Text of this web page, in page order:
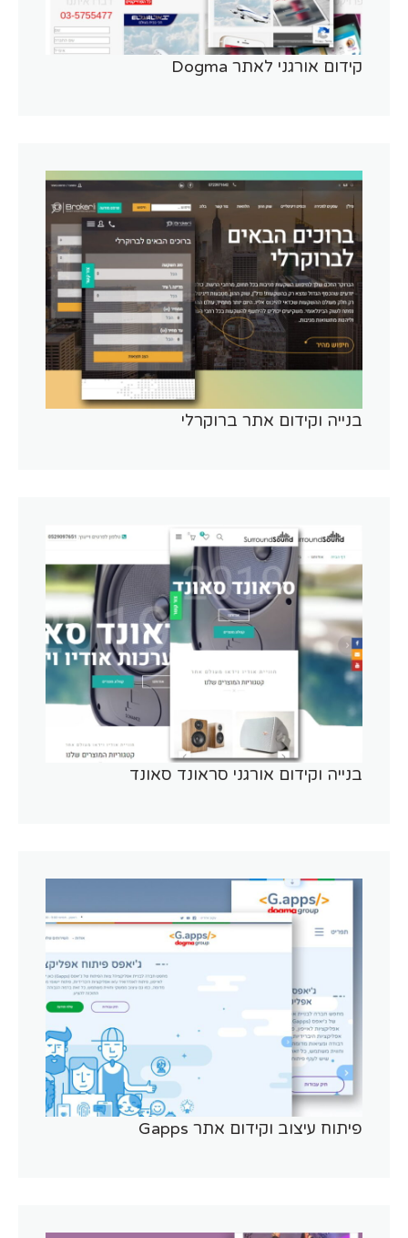
קידום אורגני לאתר Dogma
בנייה וקידום אתר ברוקרלי
בנייה וקידום אורגני סראונד סאונד
פיתוח עיצוב וקידום אתר Gapps